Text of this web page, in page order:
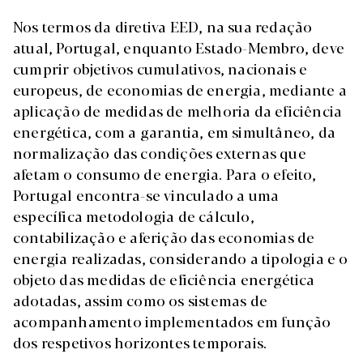
Nos termos da diretiva EED, na sua redação
atual, Portugal, enquanto Estado-Membro, deve
cumprir objetivos cumulativos, nacionais e
europeus, de economias de energia, mediante a
aplicação de medidas de melhoria da eficiência
energética, com a garantia, em simultâneo, da
normalização das condições externas que
afetam o consumo de energia. Para o efeito,
Portugal encontra-se vinculado a uma
específica metodologia de cálculo,
contabilização e aferição das economias de
energia realizadas, considerando a tipologia e o
objeto das medidas de eficiência energética
adotadas, assim como os sistemas de
acompanhamento implementados em função
dos respetivos horizontes temporais.